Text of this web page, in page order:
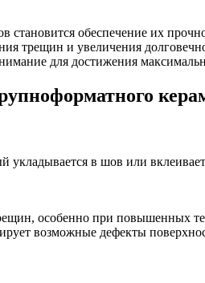
обеспечение их
трещин и увеличения
для достижения
в шов или
особенно при повышенных
возможные дефекты